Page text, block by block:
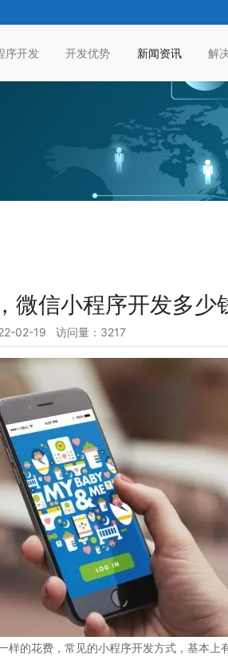
序开发 开发优势 新闻资讯 解
微信小程序开发多少
02-19 访问量：3217
的花费，常见的小程序开发方式，基本